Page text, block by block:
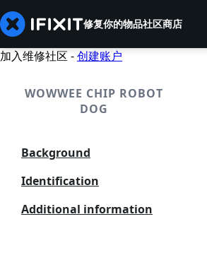
修复你的物品社区商店
加入维修社区 -创建账户
WOWWEE CHIP ROBOT
DOG
Background
Identification
Additional information